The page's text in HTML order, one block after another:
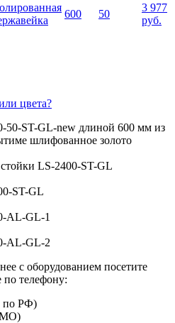
600 50
3 977
руб.
цвета?
50-ST-GL-new длиной 600 мм из
шлифованное золото
LS-2400-ST-GL
ST-GL
AL-GL-1
AL-GL-2
с оборудованием посетите
телефону:
по РФ)
МО)